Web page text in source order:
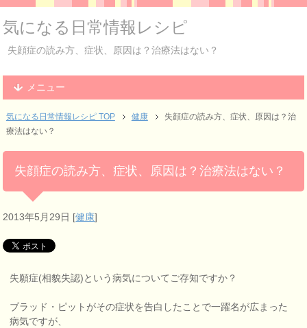
気になる日常情報レシピ
失顔症の読み方、症状、原因は？治療法はない？
メニュー
気になる日常情報レシピ TOP 健康
失顔症の読み方、症状、原因は？治
療法はない？
失顔症の読み方、症状、原因は？治療法はない？
2013年5月29日 [健康]
失願症(相貌失認)という病気についてご存知ですか？
ブラッド・ピットがその症状を告白したことで一躍名が広まった
病気ですが、